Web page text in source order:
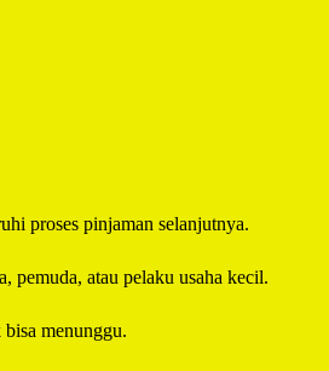
proses pinjaman selanjutnya.
pemuda, atau pelaku usaha kecil.
menunggu.